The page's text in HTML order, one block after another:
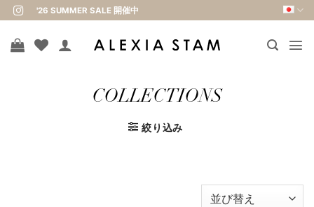
Skip
to
content
'26 SUMMER SALE 開催中
COLLECTIONS
絞り込み